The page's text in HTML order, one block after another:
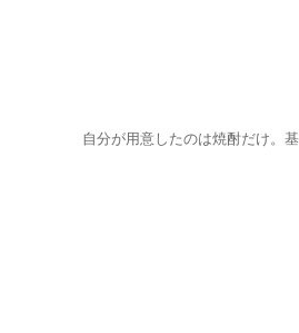
自分が用意したのは焼酎だけ。